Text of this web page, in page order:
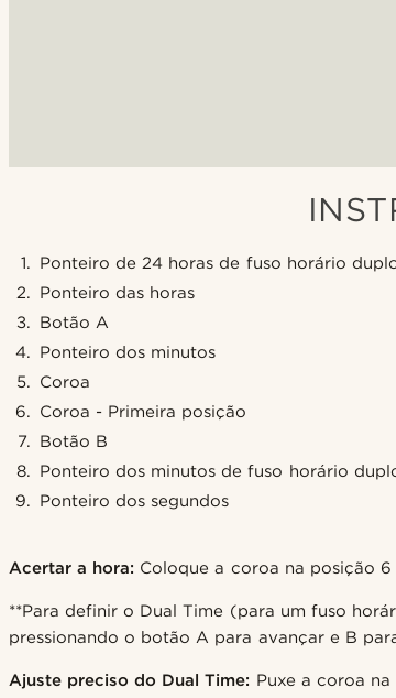
Ponteiro de 24 horas de fuso horário
Ponteiro das horas
Botão A
Ponteiro dos minutos
Coroa
Coroa - Primeira posição
Botão B
Ponteiro dos minutos de fuso horário
Ponteiro dos segundos
Acertar a hora: Coloque a coroa na posição 6
**Para definir o Dual Time (para um fuso
pressionando o botão A para avançar e B
Ajuste preciso do Dual Time: Puxe a coroa